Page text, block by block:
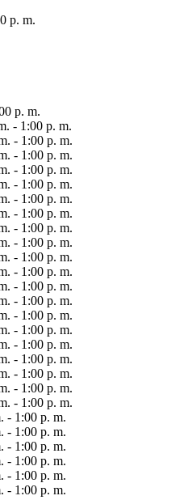
p. m.
p. m.
- 1:00 p. m.
- 1:00 p. m.
- 1:00 p. m.
- 1:00 p. m.
- 1:00 p. m.
- 1:00 p. m.
- 1:00 p. m.
- 1:00 p. m.
- 1:00 p. m.
- 1:00 p. m.
- 1:00 p. m.
- 1:00 p. m.
- 1:00 p. m.
- 1:00 p. m.
- 1:00 p. m.
- 1:00 p. m.
- 1:00 p. m.
- 1:00 p. m.
- 1:00 p. m.
- 1:00 p. m.
- 1:00 p. m.
- 1:00 p. m.
- 1:00 p. m.
- 1:00 p. m.
- 1:00 p. m.
- 1:00 p. m.